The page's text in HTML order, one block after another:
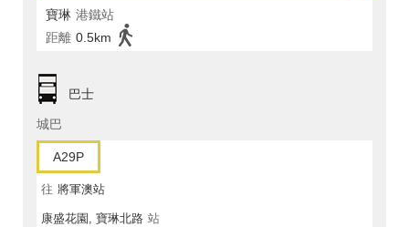
寶琳 港鐵站
距離 0.5km
巴士
城巴
A29P
往 將軍澳站
康盛花園, 寶琳北路 站